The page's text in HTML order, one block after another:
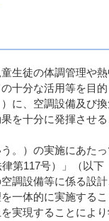
生徒の体調管理や
十分な活用等を目
に、空調設備及び
を十分に発揮させ
。）の実施にあた
第117号）」（以下
調設備等に係る設
一体的に実施する
実現することによ